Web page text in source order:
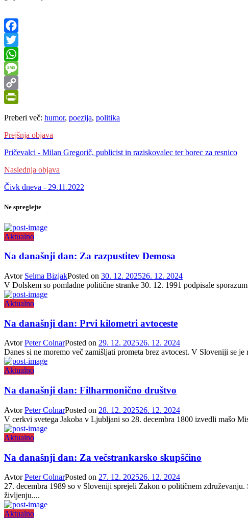
Preberi več: humor, poezija, politika
Prejšnja objava
Pričevalci - Milan Gregorič, publicist in raziskovalec ter borec za resnico
Naslednja objava
Čivk dneva - 29.11.2022
Ne spreglejte
Aktualno
Na današnji dan: Za razpustitev Demosa
Avtor Selma BizjakPosted on 30. 12. 202526. 12. 2024
V Dolskem so pomladne politične stranke 30. 12. 1991 podpisale
Aktualno
Na današnji dan: Prvi kilometri avtoceste
AvtorPeter ColnarPosted on 29. 12. 202526. 12. 2024
Danes si ne moremo več zamišljati prometa brez avtocest. V Sloveniji se
Aktualno
Na današnji dan: Filharmonično društvo
AvtorPeter ColnarPosted on 28. 12. 202526. 12. 2024
V cerkvi svetega Jakoba v Ljubljani so 28. decembra 1800 izvedli mašo
Aktualno
Na današnji dan: Za večstrankarsko skupščino
AvtorPeter ColnarPosted on 27. 12. 202526. 12. 2024
27. decembra 1989 so v Sloveniji sprejeli Zakon o političnem
življenju....
Aktualno